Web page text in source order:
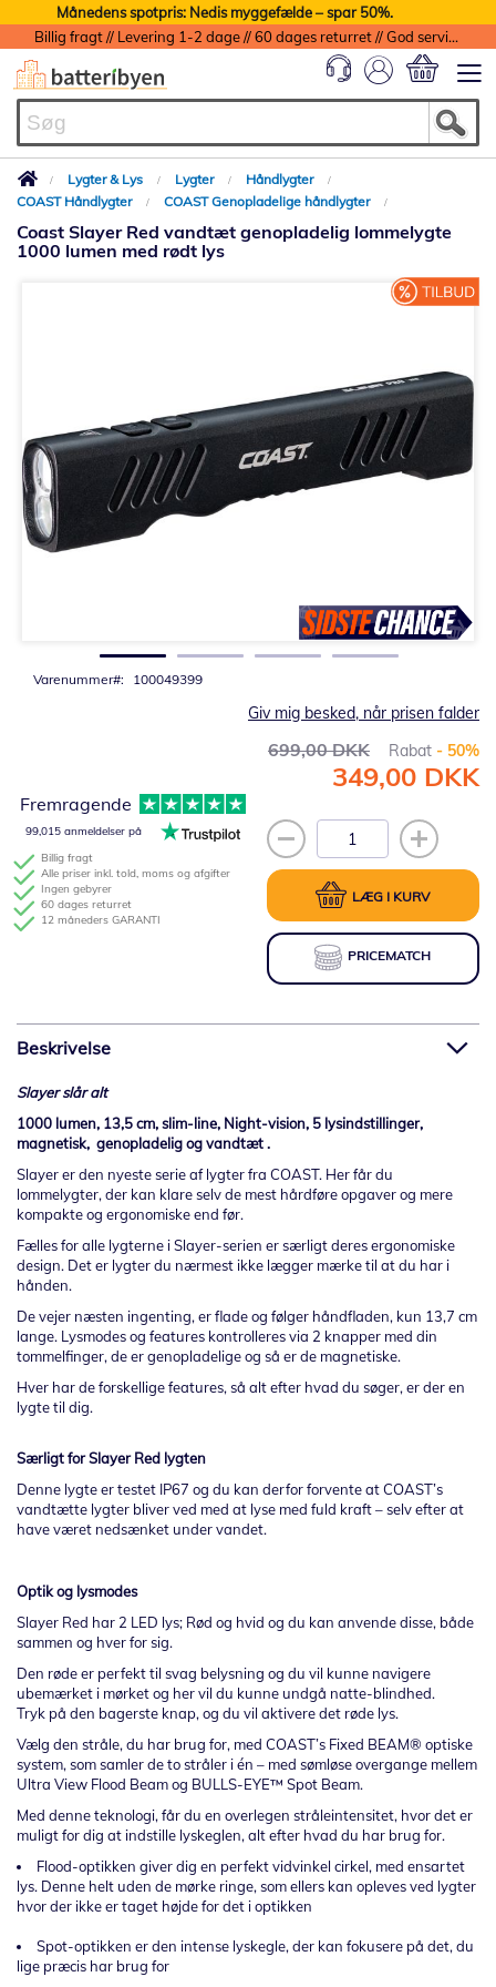
Månedens spotpris: Nedis myggefælde – spar 50%.
Billig fragt // Levering 1-2 dage // 60 dages returret // God service med garanti
Lygter & Lys Lygter
Håndlygter
COAST Håndlygter
COAST Genopladelige håndlygter
Coast Slayer Red vandtæt genopladelig lommelygte
1000 lumen med rødt lys
Varenummer 100049399
699,00 DKK Rabat - 50%
Tilbudspris349,00 DKK
Giv mig besked, når prisen falder
LÆG I KURV
PRICEMATCH
Billig fragt
Alle priser inkl. told, moms og afgifter
Ingen gebyrer
60 dages returret
12 måneders GARANTI
Fremragende
99,015 anmeldelser på
billedgalleriet
Beskrivelse
Slayer slår alt
1000 lumen, 13,5 cm, slim-line, Night-vision, 5 lysindstillinger,
magnetisk, genopladelig og vandtæt .
Slayer er den nyeste serie af lygter fra COAST. Her får du
lommelygter, der kan klare selv de mest hårdføre opgaver og mere
kompakte og ergonomiske end før.
Fælles for alle lygterne i Slayer-serien er særligt deres ergonomiske
design. Det er lygter du nærmest ikke lægger mærke til at du har i
hånden.
De vejer næsten ingenting, er flade og følger håndfladen, kun 13,7 cm
lange. Lysmodes og features kontrolleres via 2 knapper med din
tommelfinger, de er genopladelige og så er de magnetiske.
Hver har de forskellige features, så alt efter hvad du søger, er der en
lygte til dig.
Særligt for Slayer Red lygten
Denne lygte er testet IP67 og du kan derfor forvente at COAST’s
vandtætte lygter bliver ved med at lyse med fuld kraft – selv efter at
have været nedsænket under vandet.
Optik og lysmodes
Slayer Red har 2 LED lys; Rød og hvid og du kan anvende disse, både
sammen og hver for sig.
Den røde er perfekt til svag belysning og du vil kunne navigere
ubemærket i mørket og her vil du kunne undgå natte-blindhed.
Tryk på den bagerste knap, og du vil aktivere det røde lys.
Vælg den stråle, du har brug for, med COAST’s Fixed BEAM® optiske
system, som samler de to stråler i én – med sømløse overgange mellem
Ultra View Flood Beam og BULLS-EYE™ Spot Beam.
Med denne teknologi, får du en overlegen stråleintensitet, hvor det er
muligt for dig at indstille lyskeglen, alt efter hvad du har brug for.
Flood-optikken giver dig en perfekt vidvinkel cirkel, med ensartet
lys. Denne helt uden de mørke ringe, som ellers kan opleves ved lygter
hvor der ikke er taget højde for det i optikken
Spot-optikken er den intense lyskegle, der kan fokusere på det, du
lige præcis har brug for